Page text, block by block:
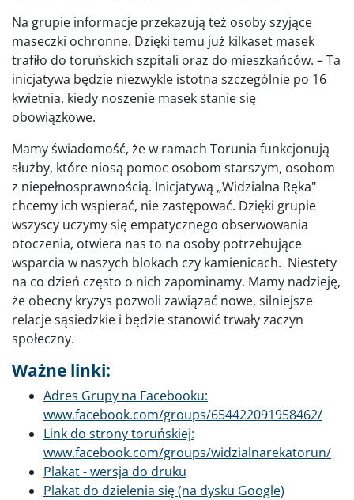
Na grupie informacje przekazują też osoby szyjące
maseczki ochronne. Dzięki temu już kilkaset masek
trafiło do toruńskich szpitali oraz do mieszkańców. – Ta
inicjatywa będzie niezwykle istotna szczególnie po 16
kwietnia, kiedy noszenie masek stanie się
obowiązkowe.
Mamy świadomość, że w ramach Torunia funkcjonują
służby, które niosą pomoc osobom starszym, osobom
z niepełnosprawnością. Inicjatywą „Widzialna Ręka"
chcemy ich wspierać, nie zastępować. Dzięki grupie
wszyscy uczymy się empatycznego obserwowania
otoczenia, otwiera nas to na osoby potrzebujące
wsparcia w naszych blokach czy kamienicach. Niestety
na co dzień często o nich zapominamy. Mamy nadzieję,
że obecny kryzys pozwoli zawiązać nowe, silniejsze
relacje sąsiedzkie i będzie stanowić trwały zaczyn
społeczny.
Ważne linki:
Adres Grupy na Facebooku:
www.facebook.com/groups/654422091958462/
Link do strony toruńskiej:
www.facebook.com/groups/widzialnarekatorun/
Plakat - wersja do druku
Plakat do dzielenia się (na dysku Google)